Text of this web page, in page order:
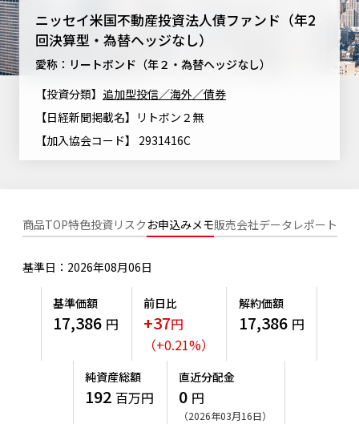
決算カレンダー
海外休日カレンダー
投資信託新商品のご案内
投資信託償還商品のご案内
確定拠出年金について
確定拠出年金制度について
確定拠出年金での商品の選び方について
マーケットレポート
大関 洋の「十字路」
ファンドレポート
資産形成サービス
Goal Navi
お問い合わせ
よくあるご質問
投資の教室
サステナビリティTOP
SDGsとは？
トップメッセージ
サステナビリティ経営基本方針
ニッセイアセットの重要課題
サステナビリティへの取り組み
サステナビリティレポート
サステナブル投資
ニッセイアセットについて
ニッセイアセットについてTOP
方針・その他開示情報
採用情報
公式キャラクターのご紹介
最新情報
検索したいキーワードを入力してください。
資産形成はじめるなら
ニッセイ米国不動産投資法人債ファンド（年2
回決算型・為替ヘッジなし）
愛称：リートボンド（年２・為替ヘッジなし）
【投資分類】 追加型投信／海外／債券
【日経新聞掲載名】リトボン２無
【加入協会コード】 2931416C
商品TOP特色投資リスク お申込みメモ販売会社データ レポート
基準日：2026年08月06日
基準価額
17,386 円
前日比
+37円
（+0.21%）
解約価額
17,386 円
純資産総額
192 百万円
直近分配金
0 円
（2026年03月16日）